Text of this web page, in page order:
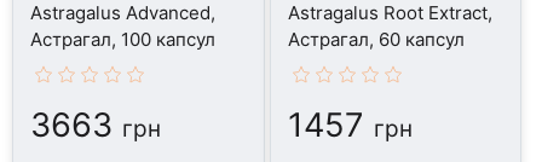
Astragalus Advanced,
Астрагал, 100 капсул
3663 грн
Astragalus Root Extract,
Астрагал, 60 капсул
1457 грн